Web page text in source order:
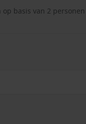
basis van 2 personen